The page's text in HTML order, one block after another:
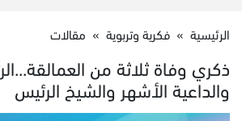
الرئيسية » فكرية وتربوية » مقالات
ذكري وفاة ثلاثة من
والداعية الأشهر والشيخ الرئيس